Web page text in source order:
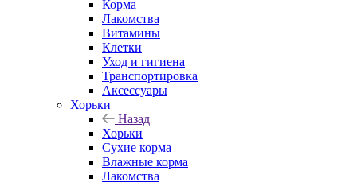
Корма
Лакомства
Витамины
Клетки
Уход и гигиена
Транспортировка
Аксессуары
Хорьки
Назад
Хорьки
Сухие корма
Влажные корма
Лакомства